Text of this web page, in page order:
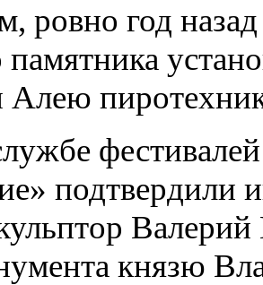
ровно год назад
Алею
князю